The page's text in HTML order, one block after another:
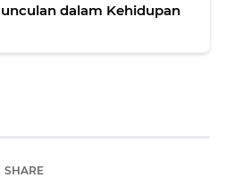
dalam Kehidupan
SHARE